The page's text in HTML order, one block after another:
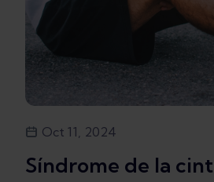
Oct 11, 2024
Síndrome de la